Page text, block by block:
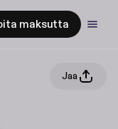
maksutta
Jaa